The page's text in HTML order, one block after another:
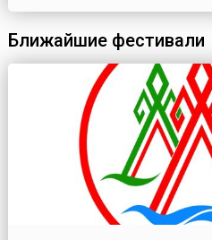
июля к черноморскому
Ближайшие фестивали